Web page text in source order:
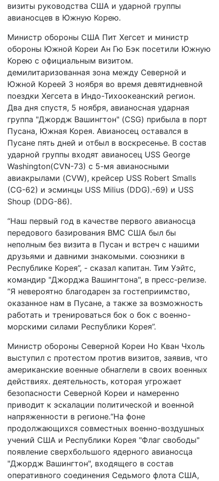
визиты руководства США и ударной группы
авианосцев в Южную Корею.
Министр обороны США Пит Хегсет и министр
обороны Южной Кореи Ан Гю Бэк посетили Южную
Корею с официальным визитом.
демилитаризованная зона между Северной и
Южной Кореей 3 ноября во время девятидневной
поездки Хегсета в Индо-Тихоокеанский регион.
Два дня спустя, 5 ноября, авианосная ударная
группа "Джордж Вашингтон" (CSG) прибыла в порт
Пусана, Южная Корея. Авианосец оставался в
Пусане пять дней и отбыл в воскресенье. В состав
ударной группы входят авианосец USS George
Washington(CVN-73) с 5-мя авианосными
авиакрылами (CVW), крейсер USS Robert Smalls
(CG-62) и эсминцы USS Milius (DDG).-69) и USS
Shoup (DDG-86).
“Наш первый год в качестве первого авианосца
передового базирования ВМС США был бы
неполным без визита в Пусан и встреч с нашими
друзьями и давними знакомыми. союзники в
Республике Корея”, - сказал капитан. Тим Уэйтс,
командир "Джорджа Вашингтона", в пресс-релизе.
“Я невероятно благодарен за гостеприимство,
оказанное нам в Пусане, а также за возможность
работать и тренироваться бок о бок с военно-
морскими силами Республики Корея”.
Министр обороны Северной Кореи Но Кван Чхоль
выступил с протестом против визитов, заявив, что
американские военные обнаглели в своих военных
действиях. деятельность, которая угрожает
безопасности Северной Кореи и намеренно
приводит к эскалации политической и военной
напряженности в регионе.“На фоне
продолжающихся совместных военно-воздушных
учений США и Республики Корея "Флаг свободы"
появление сверхбольшого ядерного авианосца
"Джордж Вашингтон", входящего в состав
оперативного соединения Седьмого флота США,